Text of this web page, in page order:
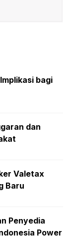
bagi
dan
Valetax
Baru
Penyedia
Power